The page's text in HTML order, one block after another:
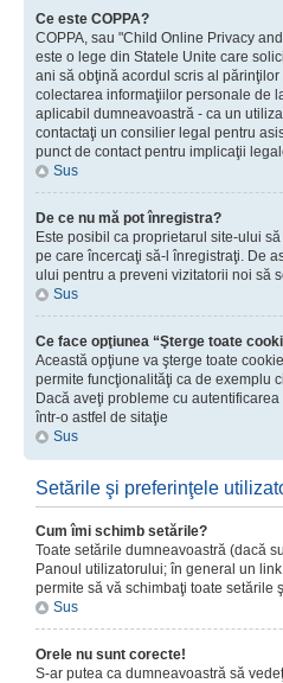
Ce este COPPA?
COPPA, sau "Child Online Privacy
este o lege din Statele Unite care
ani să obţină acordul scris al
colectarea informaţiilor personale de
aplicabil dumneavoastră - ca un
contactaţi un consilier legal pentru
punct de contact pentru implicaţii
Sus
De ce nu mă pot înregistra?
Este posibil ca proprietarul site-ului
pe care încercaţi să-l înregistraţi. De
ului pentru a preveni vizitatorii noi să
Sus
Ce face opţiunea “Şterge toate
Această opţiune va şterge toate
permite funcţionalităţi ca de exemplu
Dacă aveţi probleme cu
într-o astfel de sitaţie
Sus
Setările şi preferinţele
Cum îmi schimb setările?
Toate setările dumneavoastră (dacă
Panoul utilizatorului; în general un
permite să vă schimbaţi toate setările
Sus
Orele nu sunt corecte!
S-ar putea ca dumneavoastră să